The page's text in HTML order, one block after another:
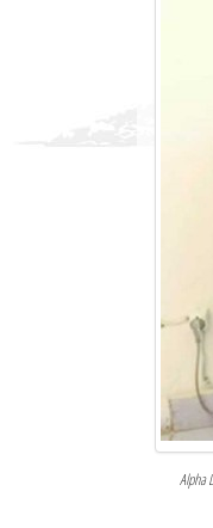
Le Nord de Madagascar
Alpha